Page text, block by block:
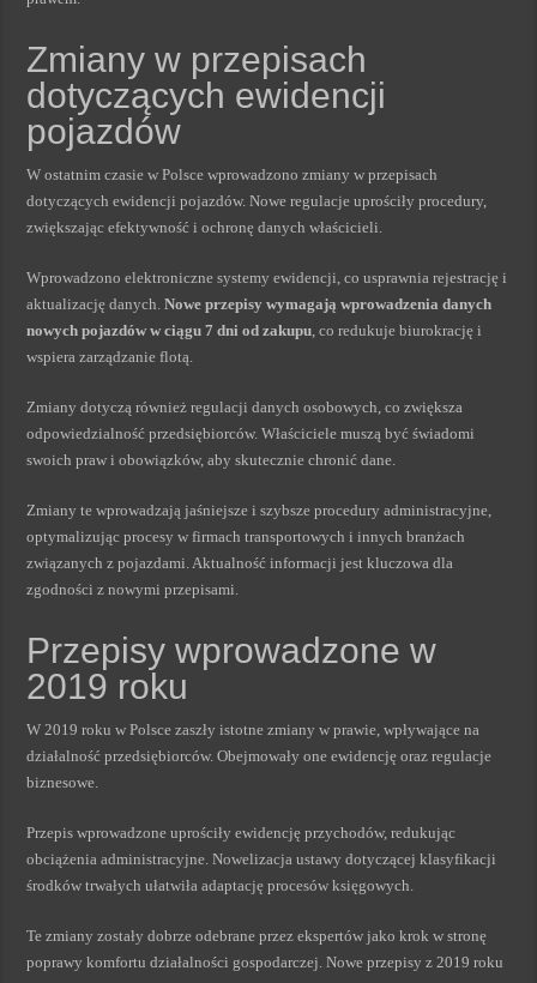
Zmiany w przepisach
dotyczących ewidencji
pojazdów
W ostatnim czasie w Polsce wprowadzono zmiany w przepisach
dotyczących ewidencji pojazdów. Nowe regulacje uprościły procedury,
zwiększając efektywność i ochronę danych właścicieli.
Wprowadzono elektroniczne systemy ewidencji, co usprawnia rejestrację i
aktualizację danych.Nowe przepisy wymagają wprowadzenia danych
nowych pojazdów w ciągu 7 dni od zakupu, co redukuje biurokrację i
wspiera zarządzanie flotą.
Zmiany dotyczą również regulacji danych osobowych, co zwiększa
odpowiedzialność przedsiębiorców. Właściciele muszą być świadomi
swoich praw i obowiązków, aby skutecznie chronić dane.
Zmiany te wprowadzają jaśniejsze i szybsze procedury administracyjne,
optymalizując procesy w firmach transportowych i innych branżach
związanych z pojazdami. Aktualność informacji jest kluczowa dla
zgodności z nowymi przepisami.
Przepisy wprowadzone w
2019 roku
W 2019 roku w Polsce zaszły istotne zmiany w prawie, wpływające na
działalność przedsiębiorców. Obejmowały one ewidencję oraz regulacje
biznesowe.
Przepis wprowadzone uprościły ewidencję przychodów, redukując
obciążenia administracyjne. Nowelizacja ustawy dotyczącej klasyfikacji
środków trwałych ułatwiła adaptację procesów księgowych.
Te zmiany zostały dobrze odebrane przez ekspertów jako krok w stronę
poprawy komfortu działalności gospodarczej. Nowe przepisy z 2019 roku